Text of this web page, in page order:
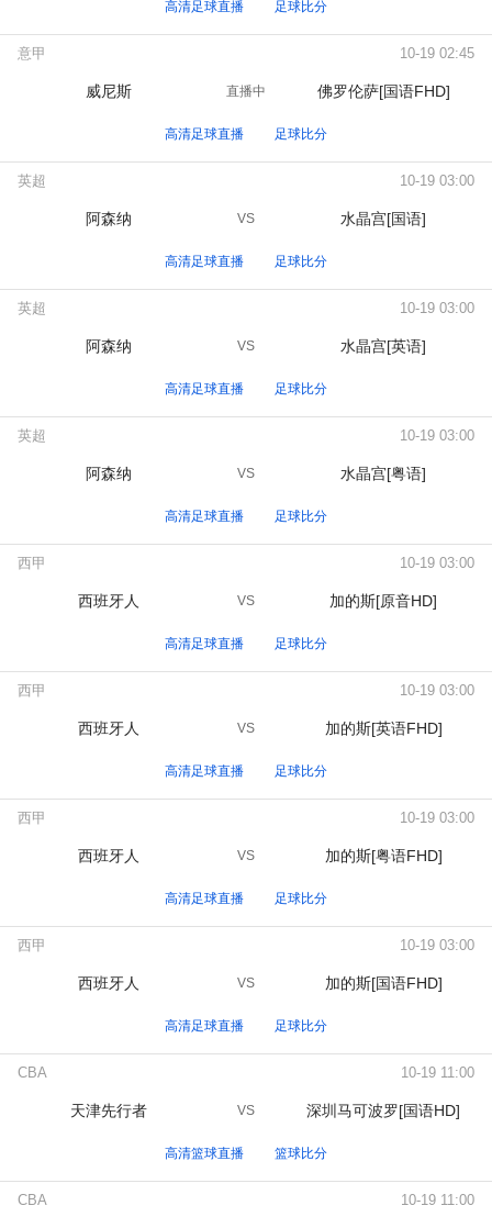
高清足球直播 足球比分
意甲 10-19 02:45
威尼斯 直播中 佛罗伦萨[国语FHD]
高清足球直播 足球比分
英超 10-19 03:00
阿森纳 VS 水晶宫[国语]
高清足球直播 足球比分
英超 10-19 03:00
阿森纳 VS 水晶宫[英语]
高清足球直播 足球比分
英超 10-19 03:00
阿森纳 VS 水晶宫[粤语]
高清足球直播 足球比分
西甲 10-19 03:00
西班牙人 VS 加的斯[原音HD]
高清足球直播 足球比分
西甲 10-19 03:00
西班牙人 VS 加的斯[英语FHD]
高清足球直播 足球比分
西甲 10-19 03:00
西班牙人 VS 加的斯[粤语FHD]
高清足球直播 足球比分
西甲 10-19 03:00
西班牙人 VS 加的斯[国语FHD]
高清足球直播 足球比分
CBA 10-19 11:00
天津先行者 VS 深圳马可波罗[国语HD]
高清篮球直播 篮球比分
CBA 10-19 11:00